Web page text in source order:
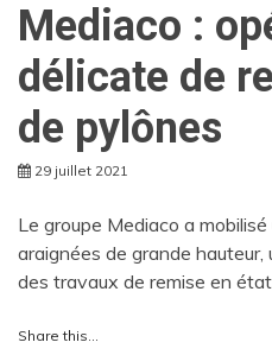
Mediaco :
délicate de
de pylônes
29 juillet 2021
Le groupe Mediaco a
araignées de grande hauteur,
des travaux de remise en
Share this...